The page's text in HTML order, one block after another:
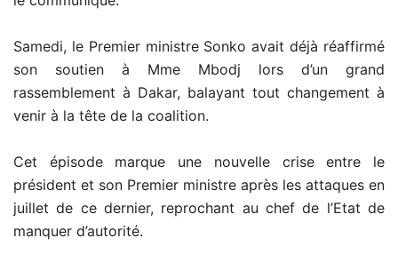
Samedi, le Premier ministre Sonko avait déjà réaffirmé
son soutien à Mme Mbodj lors d’un grand
rassemblement à Dakar, balayant tout changement à
venir à la tête de la coalition.
Cet épisode marque une nouvelle crise entre le
président et son Premier ministre après les attaques en
juillet de ce dernier, reprochant au chef de l’Etat de
manquer d’autorité.